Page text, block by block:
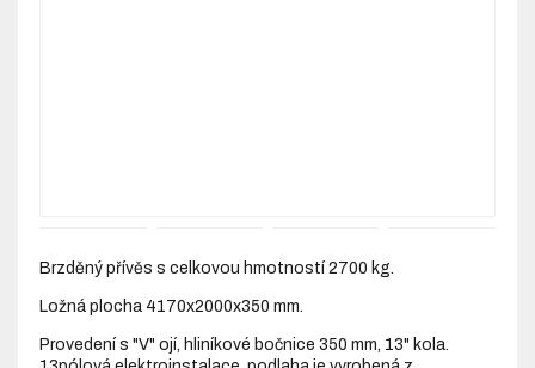
Brzděný přívěs s celkovou hmotností 2700 kg.
Ložná plocha 4170x2000x350 mm.
Provedení s "V" ojí, hliníkové bočnice 350 mm, 13" kola.